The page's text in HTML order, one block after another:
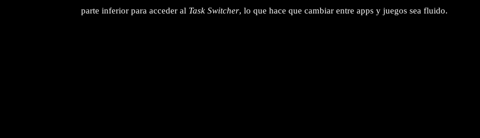
parte inferior para acceder al Task Switcher, lo que hace que cambiar entre apps y juegos sea fluido.